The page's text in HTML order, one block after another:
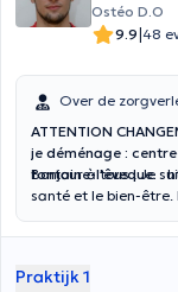
Ostéo D.O
9.9|48
Over de
ATTENTION
je déménage :
fontaine-l'êveque. :
Bonjour à tous ! Je
santé et le bien-
fonctionnalité de
d'autres affections,
Praktijk 1